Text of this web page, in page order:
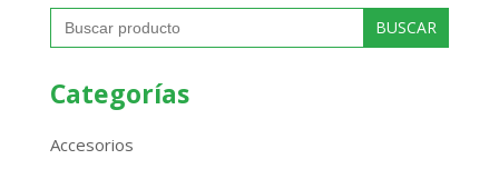
Buscar:
Categorías
Accesorios